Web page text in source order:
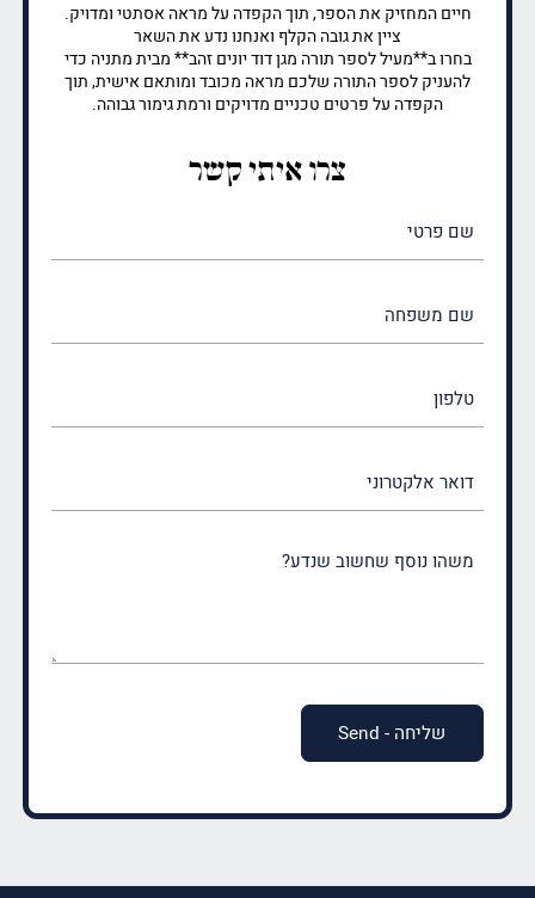
חיים המחזיק את הספר, תוך הקפדה על מראה אסתטי ומדויק.
ציין את גובה הקלף ואנחנו נדע את השאר
בחרו ב**מעיל לספר תורה מגן דוד יונים זהב** מבית מתניה כדי
להעניק לספר התורה שלכם מראה מכובד ומותאם אישית, תוך
הקפדה על פרטים טכניים מדויקים ורמת גימור גבוהה.
צרו איתי קשר
(חובה)
(חובה)